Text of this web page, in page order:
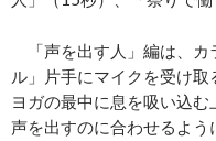
「声を出す人」編は、カ
ル」片手にマイクを受け
ヨガの最中に息を吸い込
声を出すのに合わせるよう